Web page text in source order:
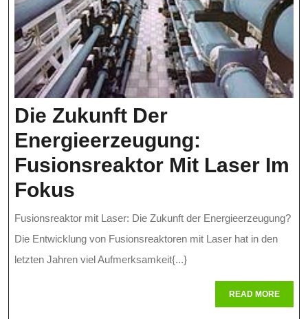
Die Zukunft Der
Energieerzeugung:
Fusionsreaktor Mit Laser Im
Fokus
Zukunft
Der
Energieerzeugung:
Fusionsreaktor
Fusionsreaktor mit Laser: Die Zukunft der Energieerzeugung?
Die Entwicklung von Fusionsreaktoren mit Laser hat in den
letzten Jahren viel Aufmerksamkeit{...}
READ MOREREAD
MORE